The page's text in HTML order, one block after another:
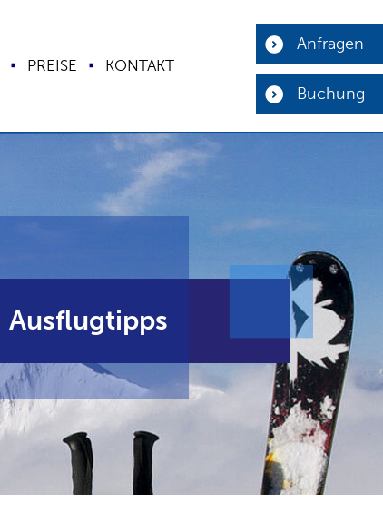
Sommer
Winter
Kontakt
PREISE KONTAKT
Anfragen
Buchung
Ausflugtipps